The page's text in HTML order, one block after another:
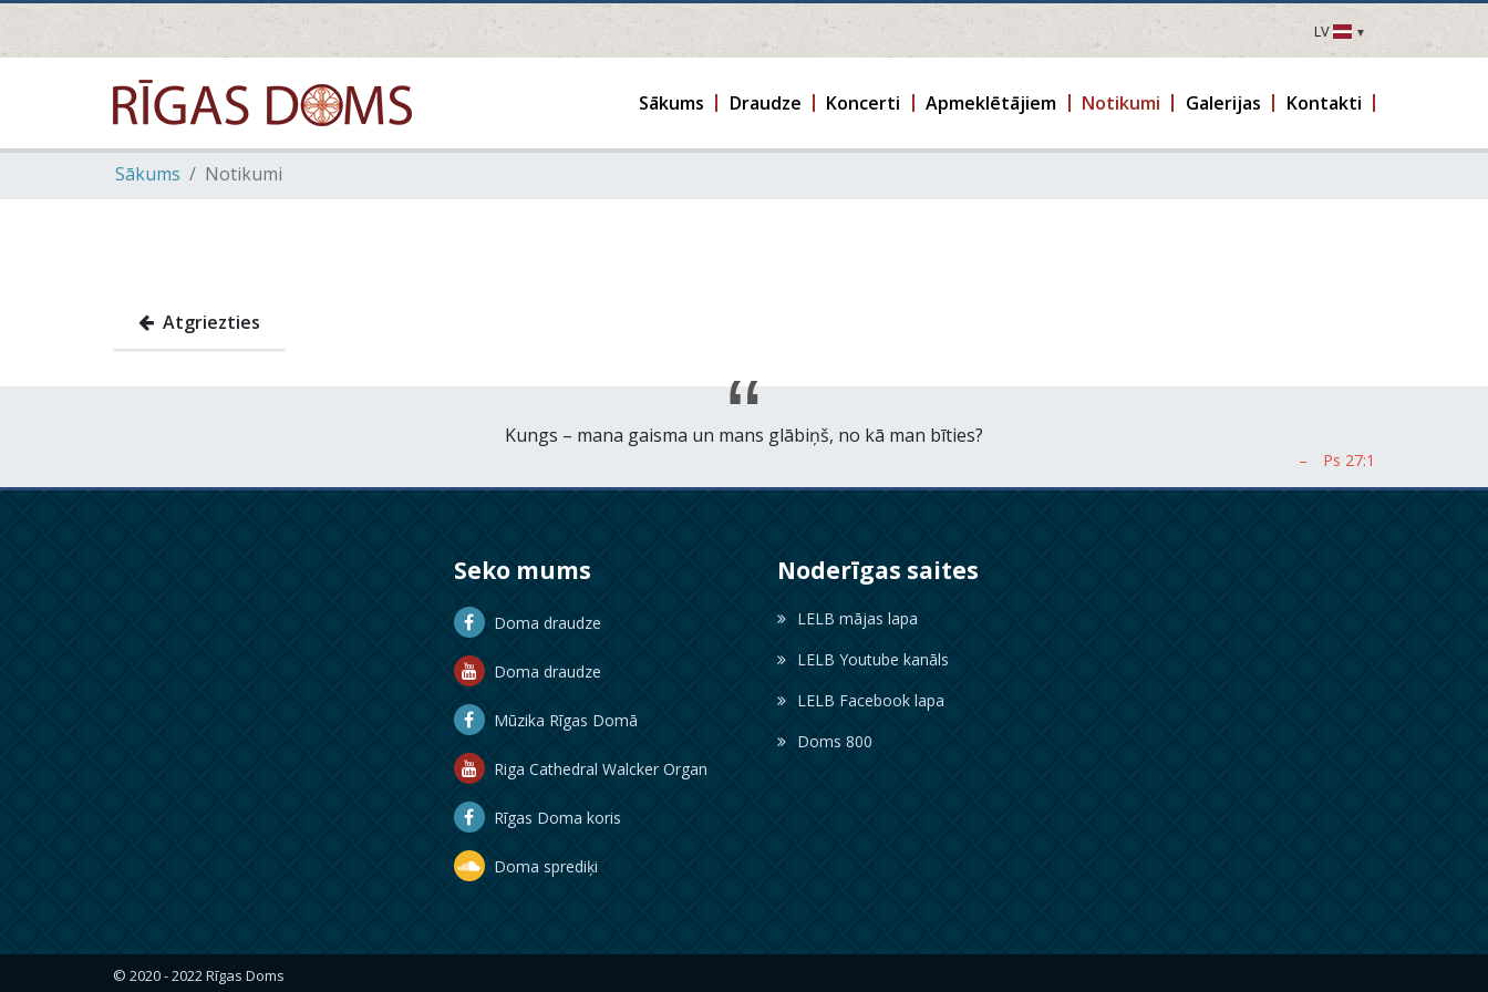
LV
LV
FR
Sākums Draudze Koncerti Apmeklētājiem Notikumi Galerijas Kontakti
Sākums Notikumi
Atgriezties
Kungs – mana gaisma un mans glābiņš, no kā man bīties?
Seko mums
Doma draudze
Doma draudze
Mūzika Rīgas Domā
Riga Cathedral Walcker Organ
Rīgas Doma koris
Doma sprediķi
Noderīgas saites
LELB mājas lapa
LELB Youtube kanāls
LELB Facebook lapa
Doms 800
© 2020 - 2022 Rīgas Doms